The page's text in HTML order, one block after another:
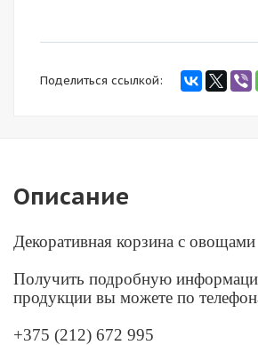
Поделиться ссылкой:
Описание
Декоративная корзина с овощами
Получить подробную
продукции вы можете по
+375 (212) 672 995